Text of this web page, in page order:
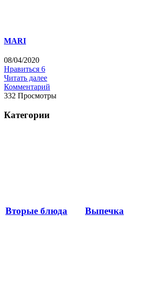
MARI
08/04/2020
Нравиться 6
Читать далее
Комментарий
332 Просмотры
Категории
Вторые блюда Выпечка